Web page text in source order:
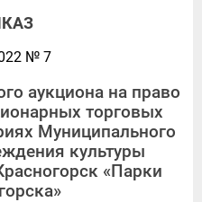
№ 7
аукциона на право
торговых
Муниципального
культуры
«Парки